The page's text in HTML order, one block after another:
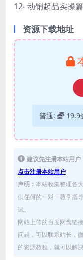
12- 动销起品实操
资源下载地址
普通: 19.9
建议先注册本站用户
点击注册本站用户
声明： 本站收集整理各
供任何的一对一教学指
试。
网站上传的百度网盘链
问题，可以联系站长，
的资源教程，就可以解